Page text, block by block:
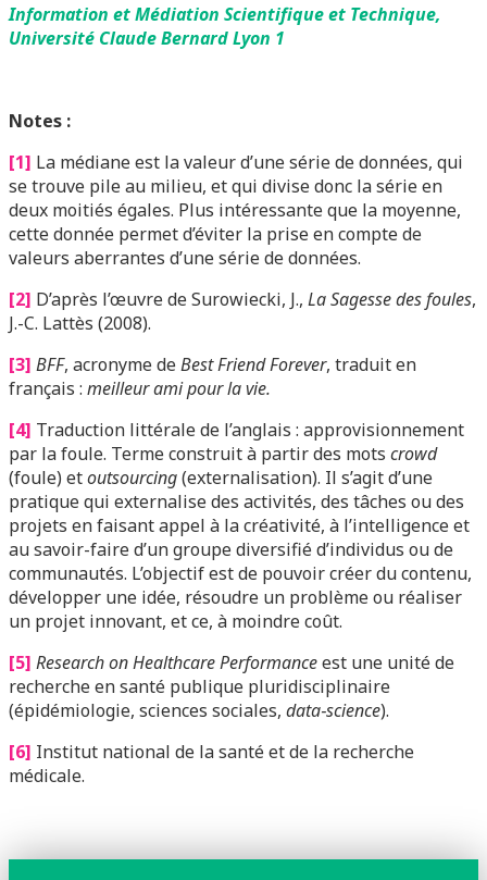
Information et Médiation Scientifique et Technique,
Université Claude Bernard Lyon 1
Notes :
[1] La médiane est la valeur d’une série de données, qui
se trouve pile au milieu, et qui divise donc la série en
deux moitiés égales. Plus intéressante que la moyenne,
cette donnée permet d’éviter la prise en compte de
valeurs aberrantes d’une série de données.
[2] D’après l’œuvre de Surowiecki, J., La Sagesse des foules,
J.-C. Lattès (2008).
[3] BFF, acronyme deBest Friend Forever, traduit en
français : meilleur ami pour la vie.
[4] Traduction littérale de l’anglais : approvisionnement
par la foule. Terme construit à partir des mots crowd
(foule) etoutsourcing(externalisation). Il s’agit d’une
pratique qui externalise des activités, des tâches ou des
projets en faisant appel à la créativité, à l’intelligence et
au savoir-faire d’un groupe diversifié d’individus ou de
communautés. L’objectif est de pouvoir créer du contenu,
développer une idée, résoudre un problème ou réaliser
un projet innovant, et ce, à moindre coût.
[5] Research on Healthcare Performanceest une unité de
recherche en santé publique pluridisciplinaire
(épidémiologie, sciences sociales, data‑science).
[6] Institut national de la santé et de la recherche
médicale.